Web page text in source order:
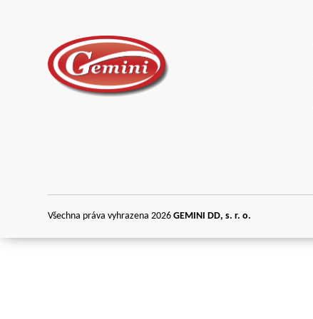
Všechna práva vyhrazena 2026GEMINI DD, s. r. o.